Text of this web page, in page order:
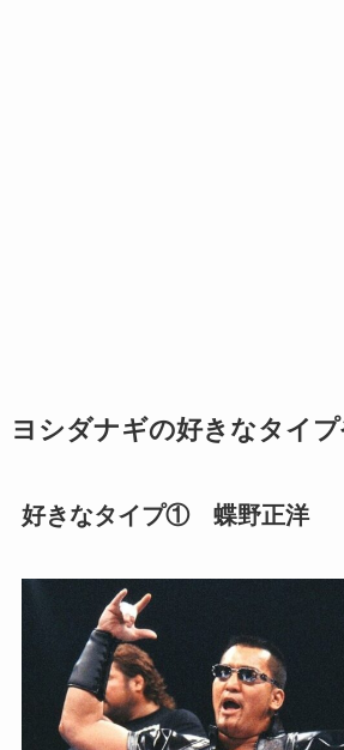
ヨシダナギの好きなタイプ
好きなタイプ① 蝶野正洋